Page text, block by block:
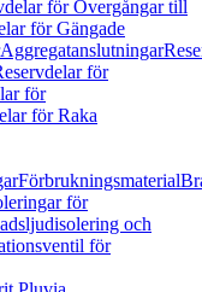
för Övergångar till
för Gängade
Aggregatanslutningar
för
för
för Raka
Förbrukningsmaterial
för
och
för